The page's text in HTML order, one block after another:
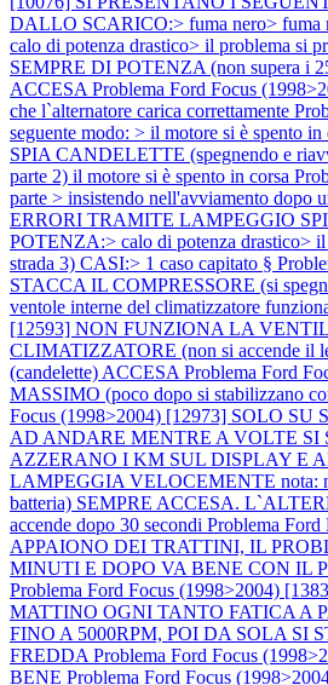
DALLO SCARICO:> fuma nero> fuma
calo di potenza drastico> il problema si
SEMPRE DI POTENZA (non supera i
ACCESA Problema Ford Focus
che l`alternatore carica correttamente
seguente modo: > il motore si è spento
SPIA CANDELETTE (spegnendo e
parte 2) il motore si è spento in corsa
parte > insistendo nell'avviamento dopo
ERRORI TRAMITE LAMPEGGIO
POTENZA:> calo di potenza drastico> il
strada 3) CASI:> 1 caso capitato §
STACCA IL COMPRESSORE (si
ventole interne del climatizzatore
[12593] NON FUNZIONA LA
CLIMATIZZATORE (non si accende il
(candelette) ACCESA Problema Ford
MASSIMO (poco dopo si stabilizzano
Focus (1998>2004) [12973] SOLO
AD ANDARE MENTRE A VOLTE SI
AZZERANO I KM SUL DISPLAY E
LAMPEGGIA VELOCEMENTE nota:
batteria) SEMPRE ACCESA.
accende dopo 30 secondi Problema
APPAIONO DEI TRATTINI, IL
MINUTI E DOPO VA BENE CON IL
Problema Ford Focus (1998>2004)
MATTINO OGNI TANTO FATICA A
FINO A 5000RPM, POI DA SOLA SI
FREDDA Problema Ford Focus
BENE Problema Ford Focus